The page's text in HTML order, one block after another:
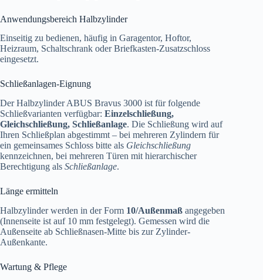
Anwendungsbereich Halbzylinder
Einseitig zu bedienen, häufig in Garagentor, Hoftor,
Heizraum, Schaltschrank oder Briefkasten-Zusatzschloss
eingesetzt.
Schließanlagen-Eignung
Der Halbzylinder ABUS Bravus 3000 ist für folgende
Schließvarianten verfügbar: Einzelschließung,
Gleichschließung, Schließanlage. Die Schließung wird auf
Ihren Schließplan abgestimmt – bei mehreren Zylindern für
ein gemeinsames Schloss bitte als Gleichschließung
kennzeichnen, bei mehreren Türen mit hierarchischer
Berechtigung als Schließanlage.
Länge ermitteln
Halbzylinder werden in der Form 10/Außenmaß angegeben
(Innenseite ist auf 10 mm festgelegt). Gemessen wird die
Außenseite ab Schließnasen-Mitte bis zur Zylinder-
Außenkante.
Wartung & Pflege